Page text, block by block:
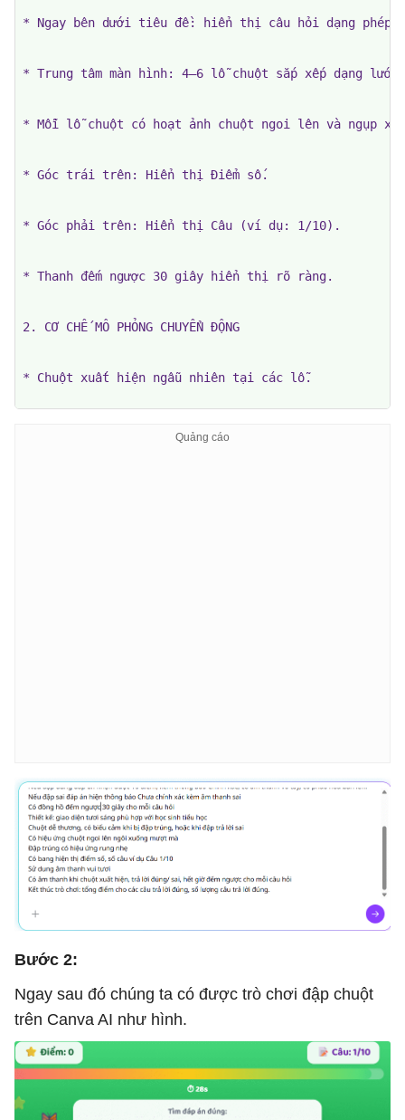
* Ngay bên dưới tiêu đề: hiển thị câu hỏi dạng
* Trung tâm màn hình: 4–6 lỗ chuột sắp xếp dạng lưới.
* Mỗi lỗ chuột có hoạt ảnh chuột ngoi lên và ngụp
* Góc trái trên: Hiển thị Điểm số.
* Góc phải trên: Hiển thị Câu (ví dụ: 1/10).
* Thanh đếm ngược 30 giây hiển thị rõ ràng.
2. CƠ CHẾ MÔ PHỎNG CHUYỂN ĐỘNG
* Chuột xuất hiện ngẫu nhiên tại các lỗ.
* Mỗi lần xuất hiện kéo dài 2–3 giây rồi tự động
* Nếu đáp án đúng:
* +10 điểm.
* Hiển thị popup “🎉 Chính xác!”
* Âm thanh vỗ tay.
* Hiệu ứng pháo hoa.
* Hiển thị “❌ Chưa chính xác”.
Bước 2:
Ngay sau đó chúng ta có được trò chơi đập chuột
trên Canva AI như hình.